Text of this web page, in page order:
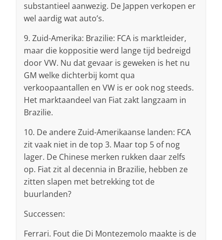
substantieel aanwezig. De Jappen verkopen er
wel aardig wat auto’s.
9. Zuid-Amerika: Brazilie: FCA is marktleider,
maar die koppositie werd lange tijd bedreigd
door VW. Nu dat gevaar is geweken is het nu
GM welke dichterbij komt qua
verkoopaantallen en VW is er ook nog steeds.
Het marktaandeel van Fiat zakt langzaam in
Brazilie.
10. De andere Zuid-Amerikaanse landen: FCA
zit vaak niet in de top 3. Maar top 5 of nog
lager. De Chinese merken rukken daar zelfs
op. Fiat zit al decennia in Brazilie, hebben ze
zitten slapen met betrekking tot de
buurlanden?
Successen:
Ferrari. Fout die Di Montezemolo maakte is de